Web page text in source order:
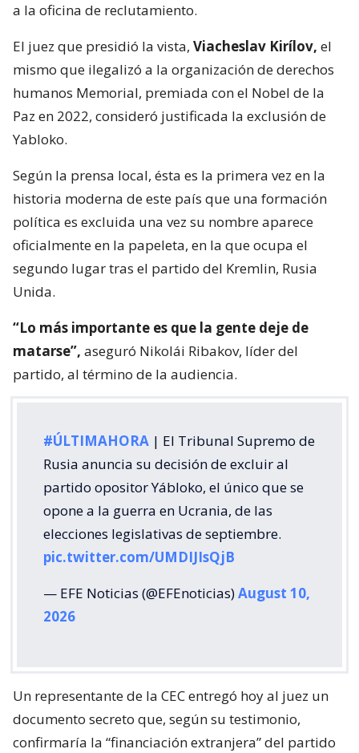
a la oficina de reclutamiento.
El juez que presidió la vista, Viacheslav Kirílov, el
mismo que ilegalizó a la organización de derechos
humanos Memorial, premiada con el Nobel de la
Paz en 2022, consideró justificada la exclusión de
Yabloko.
Según la prensa local, ésta es la primera vez en la
historia moderna de este país que una formación
política es excluida una vez su nombre aparece
oficialmente en la papeleta, en la que ocupa el
segundo lugar tras el partido del Kremlin, Rusia
Unida.
“Lo más importante es que la gente deje de
matarse”, aseguró Nikolái Ribakov, líder del
partido, al término de la audiencia.
#ÚLTIMAHORA | El Tribunal Supremo de
Rusia anuncia su decisión de excluir al
partido opositor Yábloko, el único que se
opone a la guerra en Ucrania, de las
elecciones legislativas de septiembre.
pic.twitter.com/UMDIJIsQjB
— EFE Noticias (@EFEnoticias)August 10,
2026
Un representante de la CEC entregó hoy al juez un
documento secreto que, según su testimonio,
confirmaría la “financiación extranjera” del partido